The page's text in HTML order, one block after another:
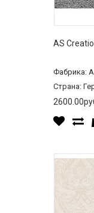
AS
Фабрика:
Страна: